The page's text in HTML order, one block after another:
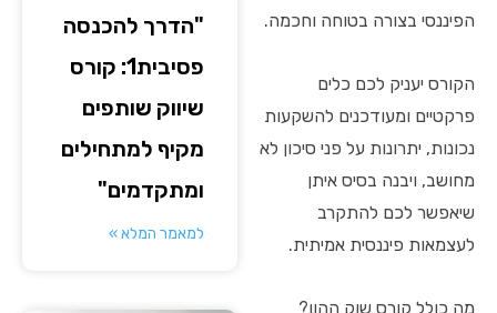
הפיננסי בצורה בטוחה וחכמה.
הקורס יעניק לכם כלים
פרקטיים ומעודכנים להשקעות
נכונות, יתרונות על פני סיכון לא
מחושב, ויבנה בסיס איתן
שיאפשר לכם להתקרב
לעצמאות פיננסית אמיתית.
מה כולל קורס שוק ההון?
"הדרך להכנסה
פסיבית1: קורס
שיווק שותפים
מקיף למתחילים
ומתקדמים"
למאמר המלא »